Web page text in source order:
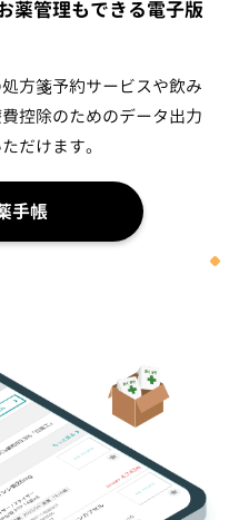
薬管理もできる電子版
方箋予約サービスや飲み
控除のためのデータ出力
だけます。
手帳